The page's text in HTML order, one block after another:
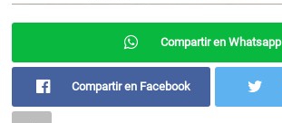
Compartir en Whatsapp
Compartir en Facebook